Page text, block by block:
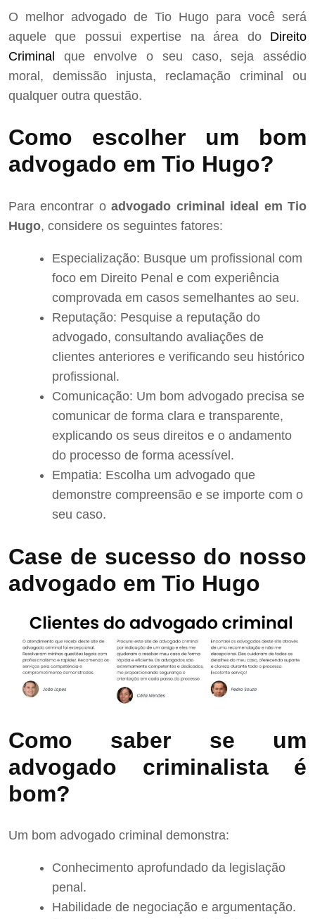
O melhor advogado de Tio Hugo para você será
aquele que possui expertise na área do Direito
Criminal que envolve o seu caso, seja assédio
moral, demissão injusta, reclamação criminal ou
qualquer outra questão.
Como escolher um bom
advogado em Tio Hugo?
Para encontrar oadvogado criminal ideal em Tio
Hugo, considere os seguintes fatores:
Especialização: Busque um profissional com
foco em Direito Penal e com experiência
comprovada em casos semelhantes ao seu.
Reputação: Pesquise a reputação do
advogado, consultando avaliações de
clientes anteriores e verificando seu histórico
profissional.
Comunicação: Um bom advogado precisa se
comunicar de forma clara e transparente,
explicando os seus direitos e o andamento
do processo de forma acessível.
Empatia: Escolha um advogado que
demonstre compreensão e se importe com o
seu caso.
Case de sucesso do nosso
advogado em Tio Hugo
Como saber se um
advogado criminalista é
bom?
Um bom advogado criminal demonstra:
Conhecimento aprofundado da legislação
penal.
Habilidade de negociação e argumentação.